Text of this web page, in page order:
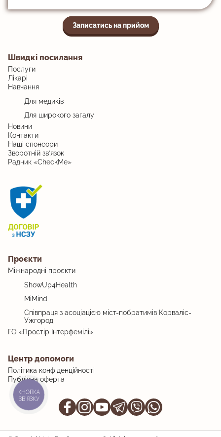
Записатись на прийом
Швидкі посилання
Послуги
Лікарі
Навчання
Для медиків
Для широкого загалу
Новини
Контакти
Наші спонсори
Зворотній зв’язок
Радник «CheckMe»
Проєкти
Міжнародні проєкти
ShowUp4Health
MiMind
Співпраця з асоціацією міст-побратимів Корваліс-
Ужгород
ГО «Простір Інтерфемілі»
Центр допомоги
Політика конфіденційності
Публічна оферта
КНОПКА
ЗВ'ЯЗКУ